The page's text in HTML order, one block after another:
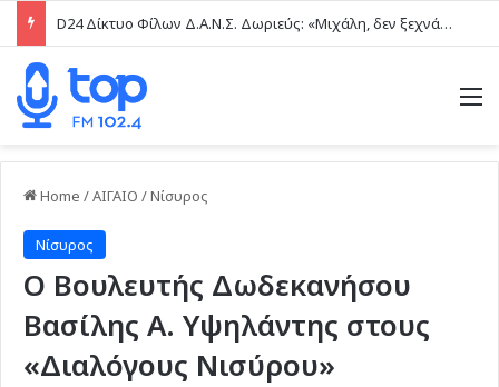
D24 Δίκτυο Φίλων Δ.Α.Ν.Σ. Δωριεύς: «Μιχάλη, δεν ξεχνάμε – Η βία δεν είναι μαγκιά»
Home /ΑΙΓΑΙΟ /Νίσυρος
Νίσυρος
Ο Βουλευτής Δωδεκανήσου
Βασίλης Α. Υψηλάντης στους
«Διαλόγους Νισύρου»